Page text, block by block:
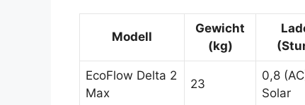
Modell
Gewicht
(kg)
EcoFlow Delta 2
Max
23
0,8
Solar